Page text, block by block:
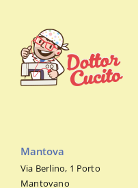
Mantova
Via Berlino, 1 Porto
Mantovano